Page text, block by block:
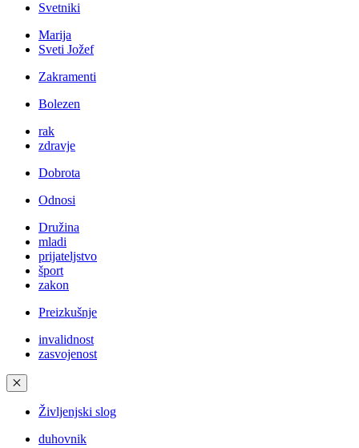
Svetniki
Marija
Sveti Jožef
Zakramenti
Bolezen
rak
zdravje
Dobrota
Odnosi
Družina
mladi
prijateljstvo
šport
zakon
Preizkušnje
invalidnost
zasvojenost
✕
Življenjski slog
duhovnik